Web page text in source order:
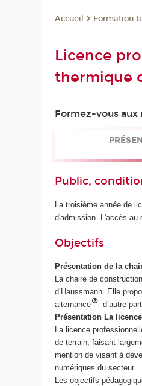
Accueil Formation
Licence
thermique
Formez-vous aux
Public,
La troisième année de
d'admission. L'accès au
Objectifs
Présentation de la
La chaire de
d’Haussmann. Elle
alternance
d’autre
Présentation La
La licence
de terrain, faisant
mention de visant à
numériques du secteur.
Les objectifs